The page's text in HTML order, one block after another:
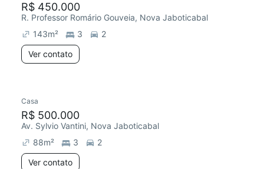
R$ 450.000
R. Professor Romário Gouveia, Nova Jaboticabal
143m² 3
2
Ver contato
Chegou este mês
Casa
R$ 500.000
Av. Sylvio Vantini, Nova Jaboticabal
88m² 3
2
Ver contato